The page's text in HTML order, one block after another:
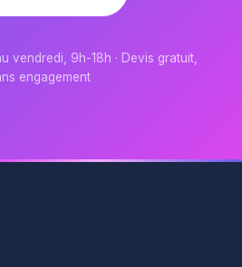
vendredi, 9h-18h · Devis gratuit,
engagement